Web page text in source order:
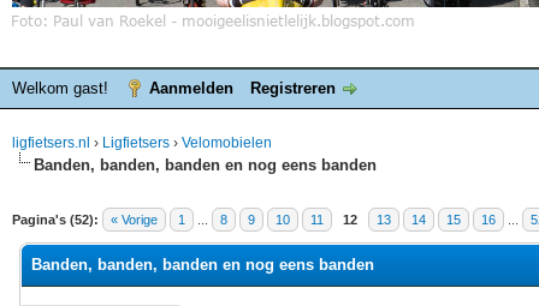
Welkom gast! Aanmelden Registreren
ligfietsers.nl › Ligfietsers › Velomobielen
Banden, banden, banden en nog eens banden
Pagina's (52): « Vorige 1 8 9 10 11 12 13 14 15 16
waardering is 3
Banden, banden, banden en nog eens banden